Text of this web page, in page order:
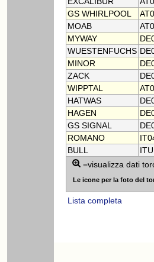
GS WHIRLPOOL
MOAB
MYWAY
WUESTENFUCHS
MINOR
ZACK
WIPPTAL
HATWAS
HAGEN
GS SIGNAL
ROMANO
BULL
=visualizza dati
Le icone per la foto del
Lista completa